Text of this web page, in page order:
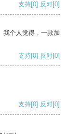
支持[0] 反对[0]
我个人觉得，一款加
支持[0] 反对[0]
支持[0] 反对[0]